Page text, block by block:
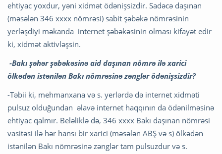
ehtiyac yoxdur, yəni xidmət ödənişsizdir. Sadəcə daşınan
(məsələn 346 xxxx nömrəsi) sabit şəbəkə nömrəsinin
yerləşdiyi məkanda internet şəbəkəsinin olması kifayət edir
ki, xidmət aktivləşsin.
-Bakı şəhər şəbəkəsinə aid daşınan nömrə ilə xarici
ölkədən istənilən Bakı nömrəsinə zənglər ödənişsizdir?
-Təbii ki, mehmanxana və s. yerlərdə də internet xidməti
pulsuz olduğundan əlavə internet haqqının da ödənilməsinə
ehtiyac qalmır. Beləliklə də, 346 xxxx Bakı daşınan nömrəsi
vasitəsi ilə hər hansı bir xarici (məsələn ABŞ və s) ölkədən
istənilən Bakı nömrəsinə zənglər tam pulsuzdur və s.